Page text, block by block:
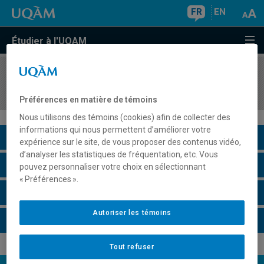
FR EN
Étudier à l'UQAM
COURS//
Description du cours
Horaire - Été 2026
Préférences en matière de témoins
Nous utilisons des témoins (cookies) afin de collecter des
informations qui nous permettent d’améliorer votre
expérience sur le site, de vous proposer des contenus vidéo,
d’analyser les statistiques de fréquentation, etc. Vous
pouvez personnaliser votre choix en sélectionnant
« Préférences ».
Tout refuser
Autoriser les témoins